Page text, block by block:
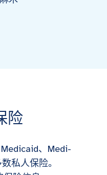
险
、Medi-
私人保险。